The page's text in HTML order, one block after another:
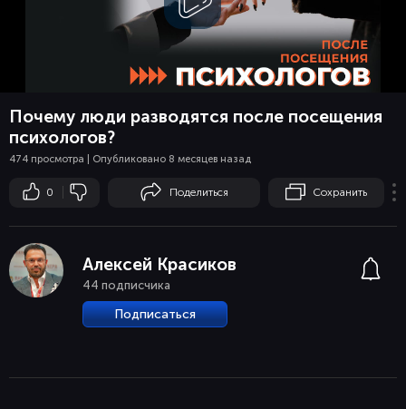
Смотреть
видео
Почему люди разводятся после посещения
психологов?
474 просмотра | Опубликовано 8 месяцев назад
0 Поделиться Сохранить
Алексей Красиков
44 подписчика
Подписаться